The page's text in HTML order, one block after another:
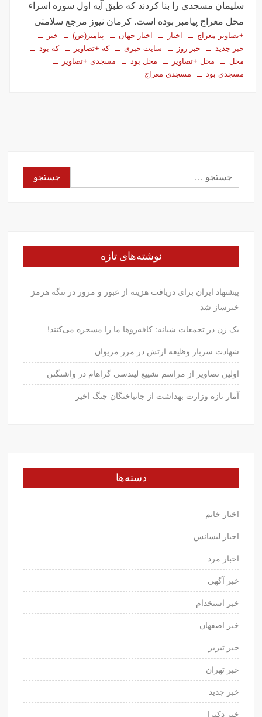
سلیمان مسجدی را بنا کردند که طبق آیه اول سوره اسراء
محل معراج پیامبر بوده است. کرمان نیوز مرجع سلامتی
+تصاویر معراج اخبار اخبار جهان پیامبر(ص)
خبر
خبر جدید
خبر روز سایت خبری که +تصاویر
که بود
محل
محل +تصاویر محل بود
مسجدی +تصاویر
مسجدی بود
مسجدی معراج
جستجو
برای:
نوشته‌های تازه
پیشنهاد ایران برای دریافت هزینه از عبور و مرور در تنگه هرمز
خبرساز شد
یک زن در تجمعات شبانه: کافه‌روها ما را مسخره می‌کنند!
شهادت سرباز وظیفه ارتش در مرز مریوان
اولین تصاویر از مراسم تشییع لیندسی گراهام در واشنگتن
آمار تازه وزارت بهداشت از جانباختگان جنگ اخیر
دسته‌ها
اخبار خانم
اخبار لیسانس
اخبار مرد
خبر آگهی
خبر استخدام
خبر اصفهان
خبر تبریز
خبر تهران
خبر جدید
خبر دکترا